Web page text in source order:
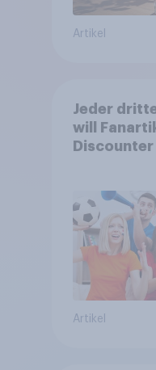
Artikel
Jeder
will
Artikel